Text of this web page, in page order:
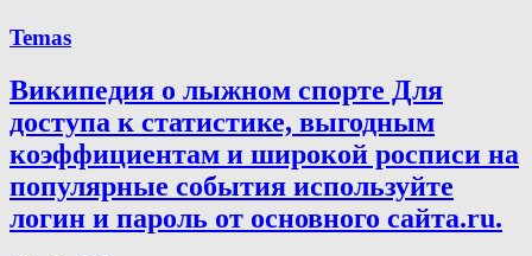
Temas
Википедия о лыжном спорте Для
доступа к статистике, выгодным
коэффициентам и широкой росписи на
популярные события используйте
логин и пароль от основного сайта.ru.